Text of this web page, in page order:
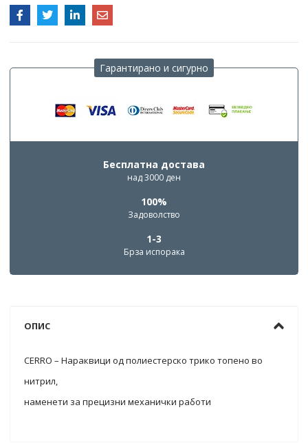
Гарантирано и сигурно
Бесплатна достава
над 3000 ден
100%
Задоволство
1-3
Брза испорака
ОПИС
CERRO – Нараквици од полиестерско трико топено во
нитрил,
наменети за прецизни механички работи